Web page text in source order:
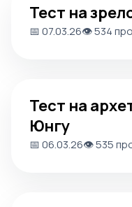
Тест на
📅 07.03.26👁️ 534
Тест на
Юнгу
📅 06.03.26👁️ 535